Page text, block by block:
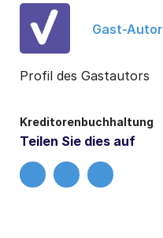
Gast-Autor
Profil des Gastautors
Kreditorenbuchhaltung
Teilen Sie dies auf